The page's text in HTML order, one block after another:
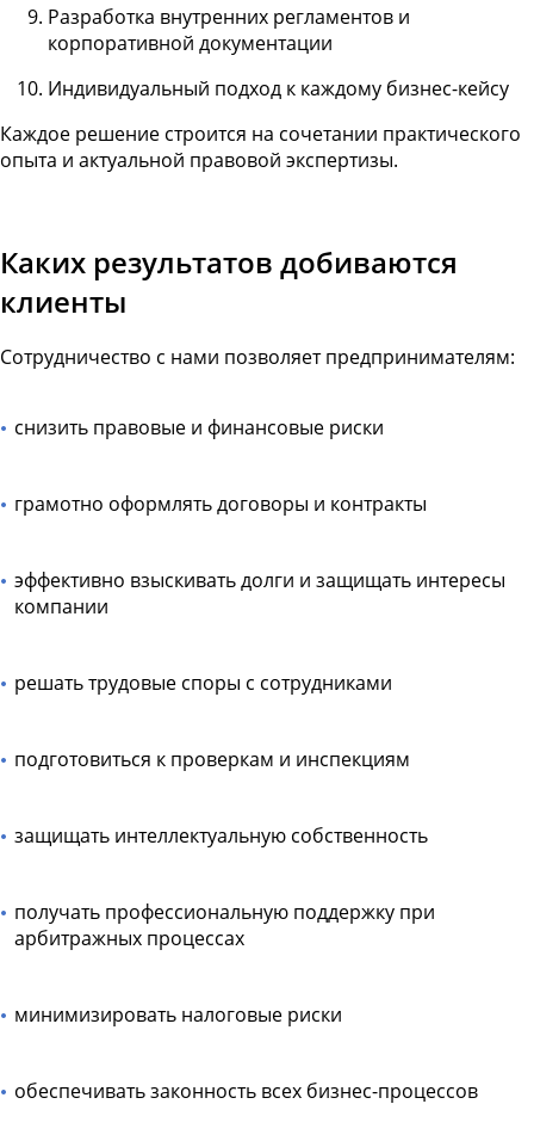
Разработка внутренних регламентов и
корпоративной документации
Индивидуальный подход к каждому бизнес-кейсу
Каждое решение строится на сочетании практического
опыта и актуальной правовой экспертизы.
Каких результатов добиваются
клиенты
Сотрудничество с нами позволяет предпринимателям:
снизить правовые и финансовые риски
грамотно оформлять договоры и контракты
эффективно взыскивать долги и защищать интересы
компании
решать трудовые споры с сотрудниками
подготовиться к проверкам и инспекциям
защищать интеллектуальную собственность
получать профессиональную поддержку при
арбитражных процессах
минимизировать налоговые риски
обеспечивать законность всех бизнес-процессов